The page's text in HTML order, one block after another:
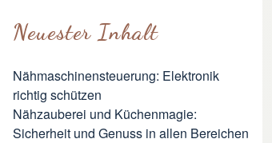
Neuester Inhalt
Nähmaschinensteuerung: Elektronik
richtig schützen
Nähzauberei und Küchenmagie:
Sicherheit und Genuss in allen Bereichen